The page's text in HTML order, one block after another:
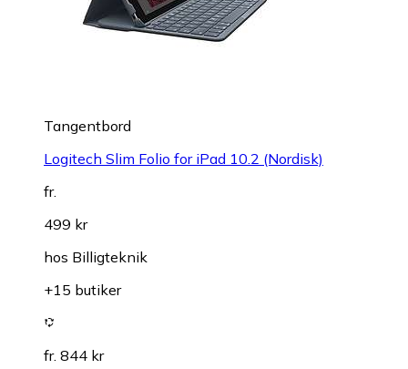
Tangentbord
Logitech Slim Folio for iPad 10.2 (Nordisk)
fr.
499 kr
hos Billigteknik
+15 butiker
fr. 844 kr